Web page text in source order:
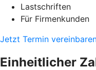
Lastschriften
Für Firmenkunden
Jetzt Termin
Einheitlicher